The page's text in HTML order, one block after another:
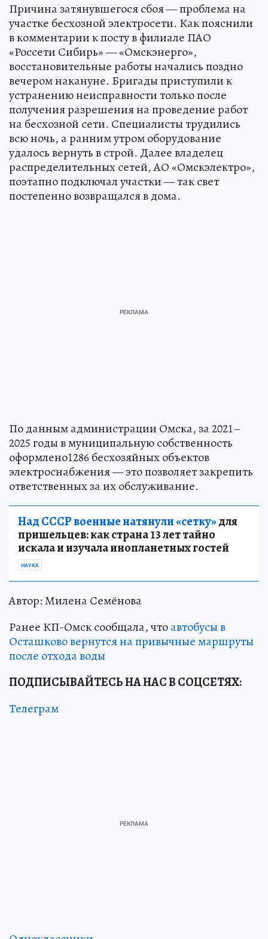
Причина затянувшегося сбоя — проблема на
участке бесхозной электросети. Как пояснили
в комментарии к посту в филиале ПАО
«Россети Сибирь» — «Омскэнерго»,
восстановительные работы начались поздно
вечером накануне. Бригады приступили к
устранению неисправности только после
получения разрешения на проведение работ
на бесхозной сети. Специалисты трудились
всю ночь, а ранним утром оборудование
удалось вернуть в строй. Далее владелец
распределительных сетей, АО «Омскэлектро»,
поэтапно подключал участки — так свет
постепенно возвращался в дома.
По данным администрации Омска, за 2021–
2025 годы в муниципальную собственность
оформлено1286 бесхозяйных объектов
электроснабжения — это позволяет закрепить
ответственных за их обслуживание.
Над СССР военные натянули «сетку»для
пришельцев: как страна 13 лет тайно
искала и изучала инопланетных гостей
НАУКА
Автор: Милена Семёнова
Ранее КП-Омск сообщала, чтоавтобусы в
Осташково вернутся на привычные маршруты
после отхода воды
ПОДПИСЫВАЙТЕСЬ НА НАС В СОЦСЕТЯХ:
Телеграм